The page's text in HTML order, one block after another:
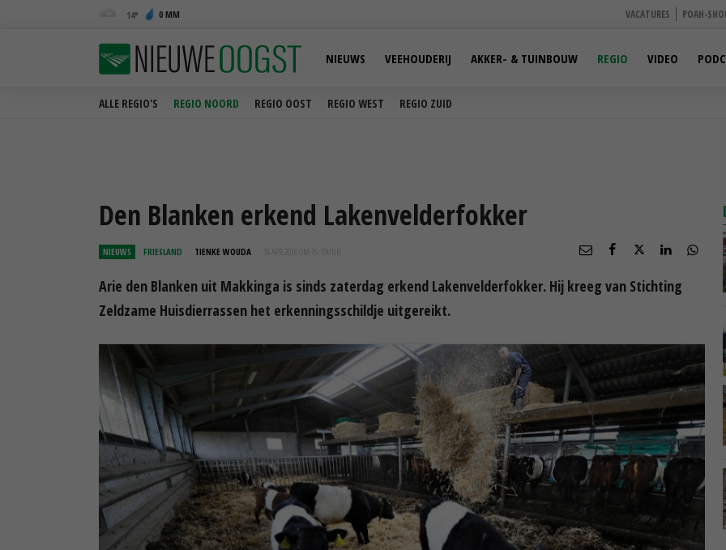
14 0 MM VACATURES POAH-
ALLE REGIO'S REGIO NOORD REGIO OOST REGIO WEST REGIO ZUID
NIEUWS VEEHOUDERIJ AKKER- & TUINBOUW REGIO VIDEO
Den Blanken erkend Lakenvelderfokker
NIEUWS FRIESLAND TIENKE WOUDA 16 APR 2016 OM 15:15
Arie den Blanken uit Makkinga is sinds zaterdag erkend Lakenvelderfokker. Hij kreeg van Stichting
Zeldzame Huisdierrassen het erkenningsschildje uitgereikt.